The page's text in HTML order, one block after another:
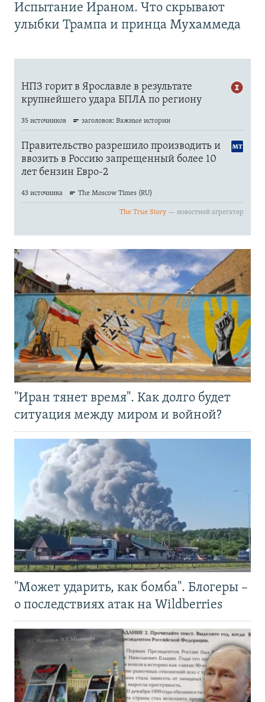
Испытание Ираном. Что скрывают
улыбки Трампа и принца Мухаммеда
"Иран тянет время". Как долго будет
ситуация между миром и войной?
"Может ударить, как бомба". Блогеры –
о последствиях атак на Wildberries